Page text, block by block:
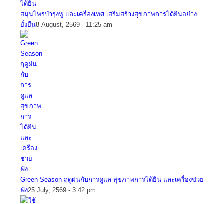
สมุนไพรบำรุงหู และเครื่องเทศ เสริมสร้างสุขภาพการได้ยินอย่าง
ยั่งยืน8 August, 2569 - 11:25 am
Green Season ฤดูฝนกับการดูแล สุขภาพการได้ยิน และเครื่องช่วย
ฟัง25 July, 2569 - 3:42 pm